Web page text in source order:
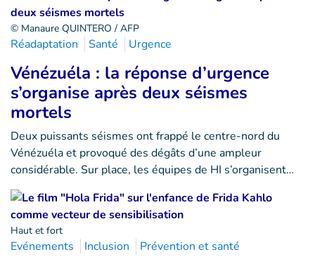
© Manaure QUINTERO / AFP
Réadaptation Santé Urgence
Vénézuéla : la réponse d’urgence
s’organise après deux séismes
mortels
Deux puissants séismes ont frappé le centre-nord du
Vénézuéla et provoqué des dégâts d’une ampleur
considérable. Sur place, les équipes de HI s’organisent…
Haut et fort
Evénements Inclusion Prévention et santé